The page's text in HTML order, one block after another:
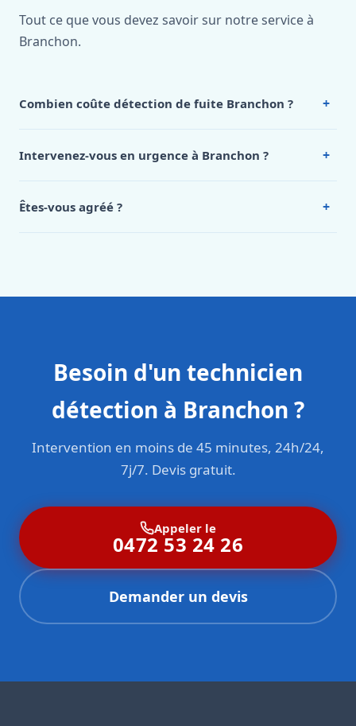
Tout ce que vous devez savoir sur notre service à
Branchon.
Combien coûte détection de fuite Branchon ? +
Branchon, appelez le 0472 53 24 26.
Intervenez-vous en urgence à Branchon ? +
Êtes-vous agréé ? +
Besoin d'un technicien
détection à Branchon ?
Intervention en moins de 45 minutes, 24h/24,
7j/7. Devis gratuit.
Appeler le
0472 53 24 26
Demander un devis